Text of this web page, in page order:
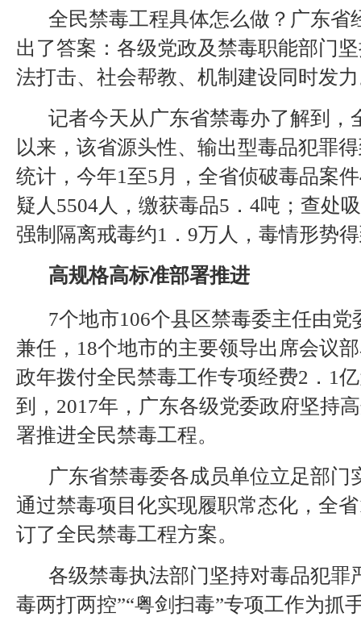
全民禁毒工程具体怎么做？广东省
出了答案：各级党政及禁毒职能部门
法打击、社会帮教、机制建设同时发
记者今天从广东省禁毒办了解到，
以来，该省源头性、输出型毒品犯罪
统计，今年1至5月，全省侦破毒品案
疑人5504人，缴获毒品5．4吨；查处
强制隔离戒毒约1．9万人，毒情形势
高规格高标准部署推进
7个地市106个县区禁毒委主任由党
兼任，18个地市的主要领导出席会议
政年拨付全民禁毒工作专项经费2．1
到，2017年，广东各级党委政府坚持
署推进全民禁毒工程。
广东省禁毒委各成员单位立足部门
通过禁毒项目化实现履职常态化，全
订了全民禁毒工程方案。
各级禁毒执法部门坚持对毒品犯罪
毒两打两控”“粤剑扫毒”专项工作为抓